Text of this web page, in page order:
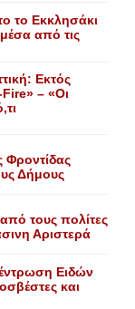
Eκκλησάκι
από τις
Εκτός
– «Οι
Φροντίδας
Δήμους
τους πολίτες
Αριστερά
Eιδών
και